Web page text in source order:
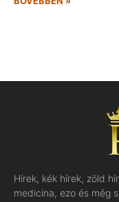
Hírek, kék hírek, zöld
medicina, ezo és még